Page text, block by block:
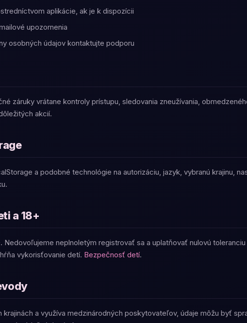
aplikácie, ak je k dispozícii
upozornenia
osobných údajov kontaktujte podporu
záruky vrátane kontroly prístupu, sledovania zneužívania,
akcií.
a podobné technológie na autorizáciu, jazyk, vybranú krajinu,
a 18+
Nedovoľujeme neplnoletým registrovať sa a uplatňovať nulovú
vykorisťovanie detí. Bezpečnosť detí.
a využíva medzinárodných poskytovateľov, údaje môžu byť